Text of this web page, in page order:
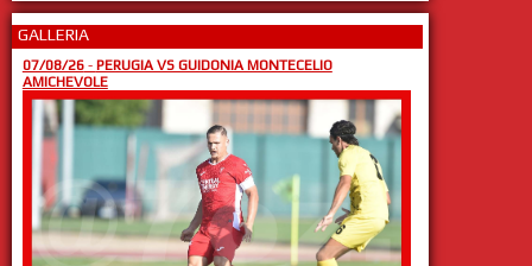
GALLERIA
07/08/26- PERUGIA VS GUIDONIA MONTECELIO
AMICHEVOLE